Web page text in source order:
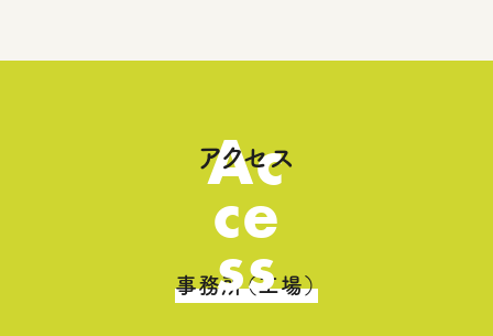
Ac
ce
ss
アクセス
事務所（工場）